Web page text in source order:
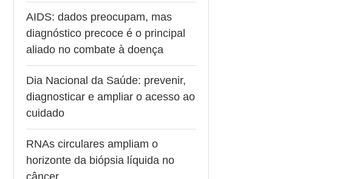
AIDS: dados preocupam, mas
diagnóstico precoce é o principal
aliado no combate à doença
Dia Nacional da Saúde: prevenir,
diagnosticar e ampliar o acesso ao
cuidado
RNAs circulares ampliam o
horizonte da biópsia líquida no